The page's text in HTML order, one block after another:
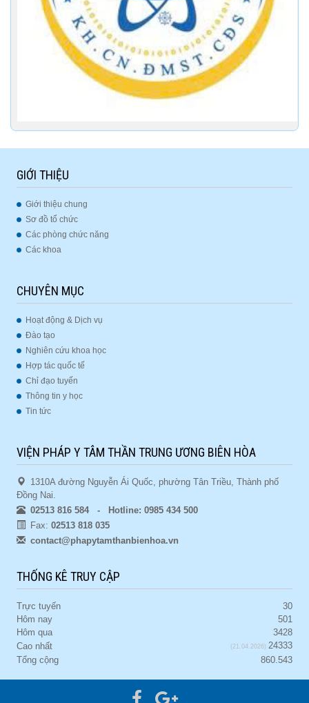
GIỚI THIỆU
Giới thiệu chung
Sơ đồ tổ chức
Các phòng chức năng
Các khoa
CHUYÊN MỤC
Hoạt động & Dịch vụ
Đào tạo
Nghiên cứu khoa học
Hợp tác quốc tế
Chỉ đạo tuyến
Thông tin y học
Tin tức
VIỆN PHÁP Y TÂM THẦN TRUNG ƯƠNG BIÊN HÒA
1310A đường Nguyễn Ái Quốc, phường Tân Triều, Thành phố
Đồng Nai.
02513 816 584 - Hotline: 0985 434 500
Fax: 02513 818 035
contact@phapytamthanbienhoa.vn
THỐNG KÊ TRUY CẬP
Trực tuyến
30
Hôm nay
501
Hôm qua
3428
Cao nhất
(21.04.2026) 24333
Tổng cộng
860.543